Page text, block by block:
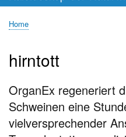
Home
hirntott
OrganEx regeneriert
Schweinen eine
vielversprechender